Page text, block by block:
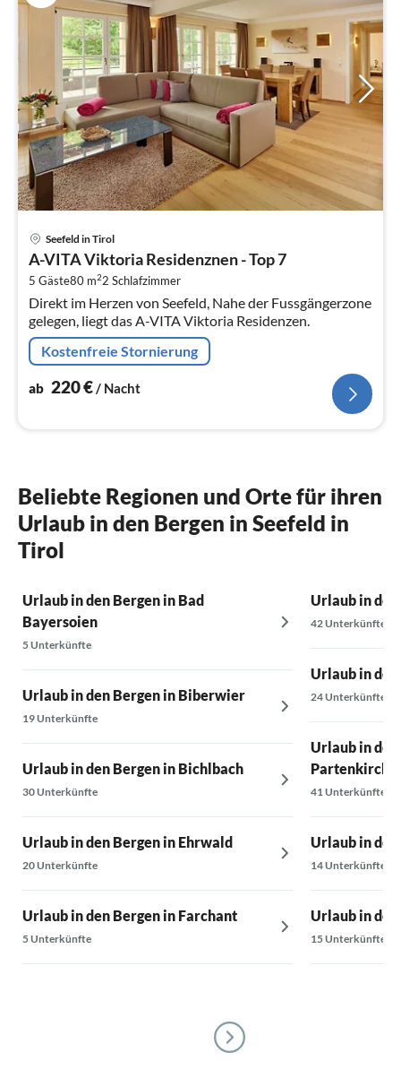
Seefeld in Tirol
A-VITA Viktoria Residenznen - Top 7
5 Gäste80 m22 Schlafzimmer
Direkt im Herzen von Seefeld, Nahe der Fussgängerzone
gelegen, liegt das A-VITA Viktoria Residenzen.
Kostenfreie Stornierung
ab 220€/ Nacht
Beliebte Regionen und Orte für ihren
Urlaub in den Bergen in Seefeld in
Tirol
Urlaub in den Bergen in Bad
Bayersoien
5 Unterkünfte
Urlaub in den Bergen in Biberwier
19 Unterkünfte
Urlaub in den Bergen in Bichlbach
30 Unterkünfte
Urlaub in den Bergen in Ehrwald
20 Unterkünfte
Urlaub in den Bergen in Farchant
5 Unterkünfte
Urlaub in den
42 Unterkünfte
Urlaub in den
24 Unterkünfte
Urlaub in
41 Unterkünfte
Urlaub in
14 Unterkünfte
Urlaub in
15 Unterkünfte